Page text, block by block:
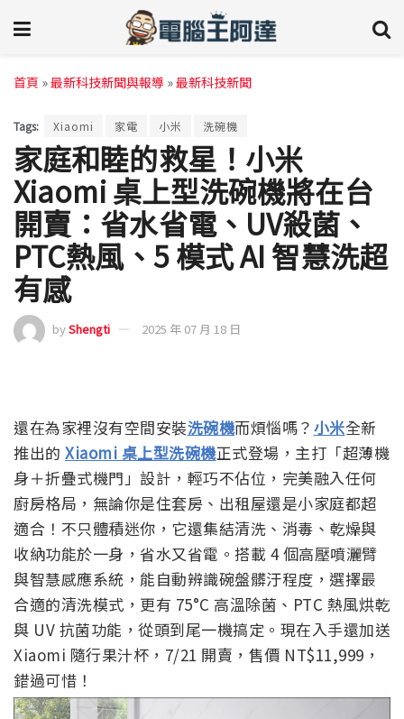
首頁 »最新科技新聞與報導 »最新科技新聞
Tags: Xiaomi 家電 小米 洗碗機
家庭和睦的救星！小米
Xiaomi 桌上型洗碗機將在台
開賣：省水省電、UV殺菌、
PTC熱風、5 模式 AI 智慧洗超
有感
byShengti 2025 年 07 月 18 日
還在為家裡沒有空間安裝洗碗機而煩惱嗎？ 小米全新
推出的 Xiaomi 桌上型洗碗機正式登場，主打「超薄機
身＋折疊式機門」設計，輕巧不佔位，完美融入任何
廚房格局，無論你是住套房、出租屋還是小家庭都超
適合！不只體積迷你，它還集結清洗、消毒、乾燥與
收納功能於一身，省水又省電。搭載 4 個高壓噴灑臂
與智慧感應系統，能自動辨識碗盤髒汙程度，選擇最
合適的清洗模式，更有 75°C 高溫除菌、PTC 熱風烘乾
與 UV 抗菌功能，從頭到尾一機搞定。現在入手還加送
Xiaomi 隨行果汁杯，7/21 開賣，售價 NT$11,999，
錯過可惜！